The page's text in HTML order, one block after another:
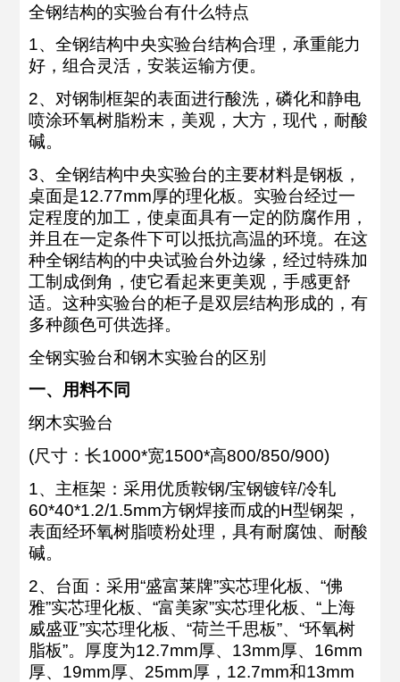
全钢结构的实验台有什么特点
1、全钢结构中央实验台结构合理，承重能力
好，组合灵活，安装运输方便。
2、对钢制框架的表面进行酸洗，磷化和静电
喷涂环氧树脂粉末，美观，大方，现代，耐酸
碱。
3、全钢结构中央实验台的主要材料是钢板，
桌面是12.77mm厚的理化板。实验台经过一
定程度的加工，使桌面具有一定的防腐作用，
并且在一定条件下可以抵抗高温的环境。在这
种全钢结构的中央试验台外边缘，经过特殊加
工制成倒角，使它看起来更美观，手感更舒
适。这种实验台的柜子是双层结构形成的，有
多种颜色可供选择。
全钢实验台和钢木实验台的区别
一、用料不同
纲木实验台
(尺寸：长1000*宽1500*高800/850/900)
1、主框架：采用优质鞍钢/宝钢镀锌/冷轧
60*40*1.2/1.5mm方钢焊接而成的H型钢架，
表面经环氧树脂喷粉处理，具有耐腐蚀、耐酸
碱。
2、台面：采用“盛富莱牌”实芯理化板、“佛
雅”实芯理化板、“富美家”实芯理化板、“上海
威盛亚”实芯理化板、“荷兰千思板”、“环氧树
脂板”。厚度为12.7mm厚、13mm厚、16mm
厚、19mm厚、25mm厚，12.7mm和13mm